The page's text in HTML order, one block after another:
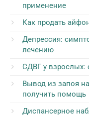
применение
Как продать
Депрессия:
лечению
СДВГ у взрослых:
Вывод из запоя
получить помощь
Диспансерное